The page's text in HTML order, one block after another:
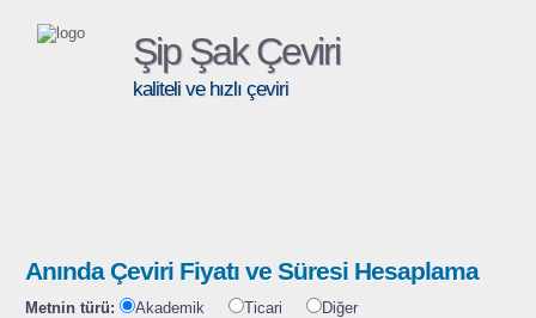
Şip Şak Çeviri
kaliteli ve hızlı çeviri
Anında Çeviri Fiyatı ve Süresi Hesaplama
Metnin türü: Akademik Ticari Diğer